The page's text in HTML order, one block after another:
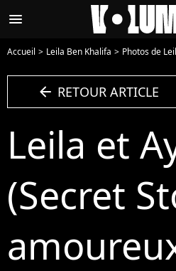
menu
Accueil Leila Ben Khalifa Photos de
arrow_left RETOUR ARTICLE
Leila et
(Secret